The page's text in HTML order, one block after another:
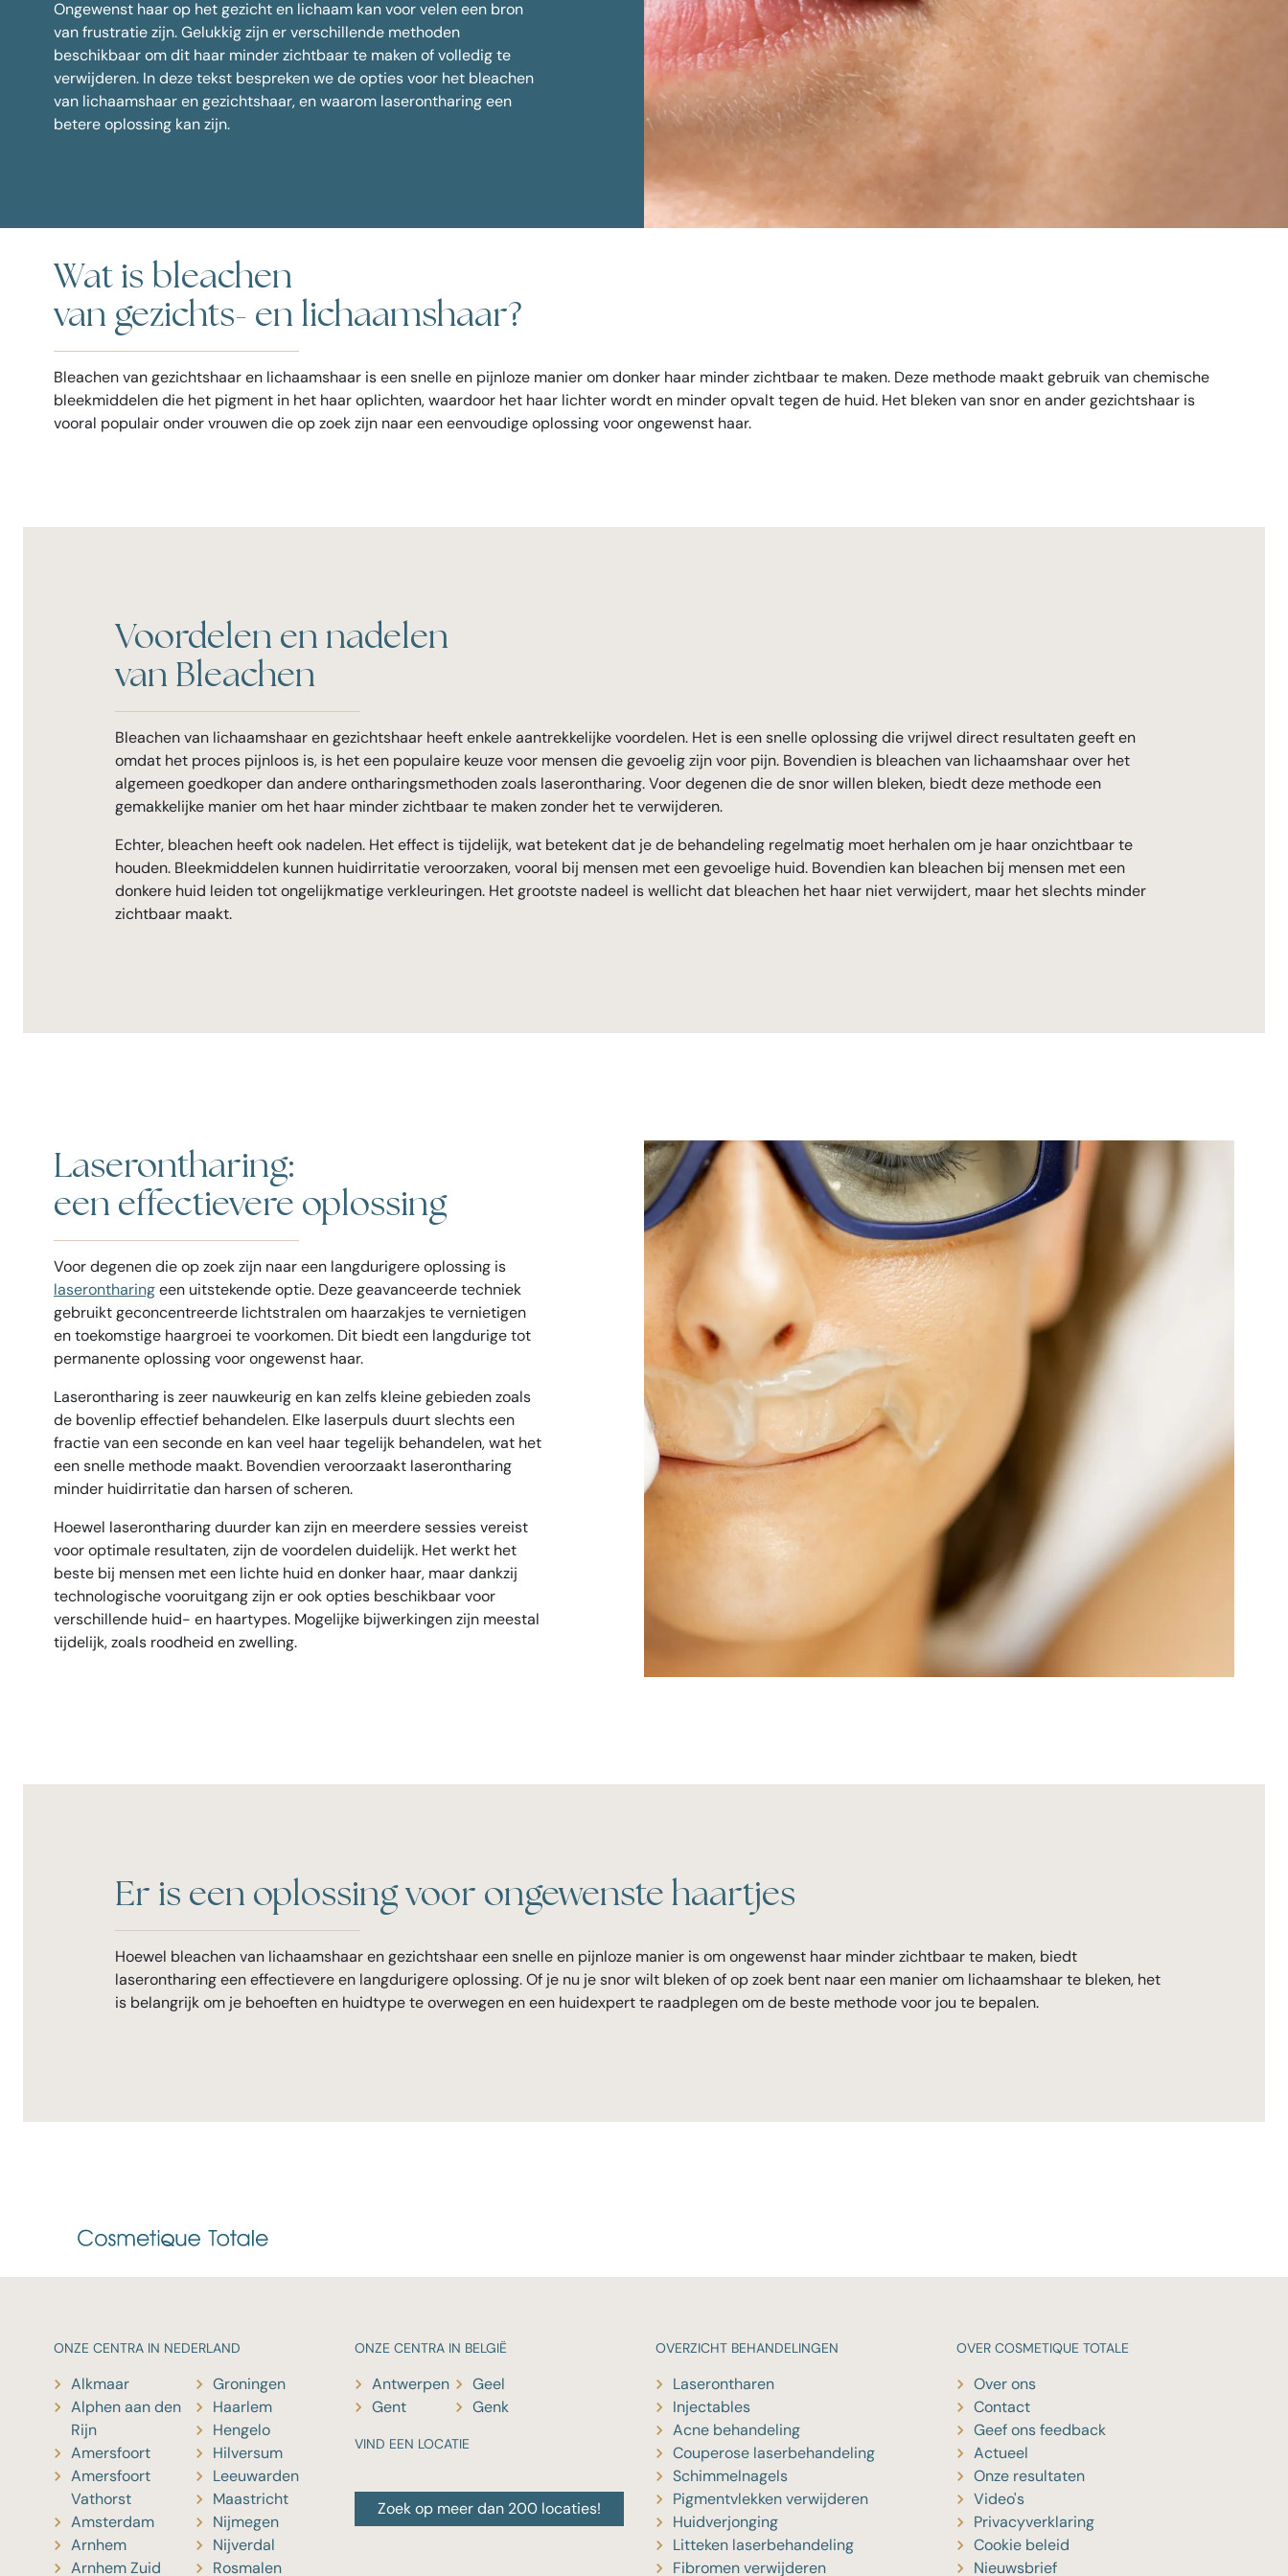
Spierontspanner tegen zweten
Kraaienpootjes
Nefertiti lift
Face Slimming
Putjes in kin
Ingevallen wangen filler
Alle behandelingen Huidverjonging
Ongewenst haar op het gezicht en lichaam kan voor velen een bron
van frustratie zijn. Gelukkig zijn er verschillende methoden
beschikbaar om dit haar minder zichtbaar te maken of volledig te
verwijderen. In deze tekst bespreken we de opties voor het bleachen
van lichaamshaar en gezichtshaar, en waarom laserontharing een
betere oplossing kan zijn.
Wat is bleachen
van gezichts- en lichaamshaar?
Bleachen van gezichtshaar en lichaamshaar is een snelle en pijnloze manier om donker haar minder zichtbaar te maken. Deze methode maakt gebruik van chemische
bleekmiddelen die het pigment in het haar oplichten, waardoor het haar lichter wordt en minder opvalt tegen de huid. Het bleken van snor en ander gezichtshaar is
vooral populair onder vrouwen die op zoek zijn naar een eenvoudige oplossing voor ongewenst haar.
Voordelen en nadelen
van Bleachen
Bleachen van lichaamshaar en gezichtshaar heeft enkele aantrekkelijke voordelen. Het is een snelle oplossing die vrijwel direct resultaten geeft en
omdat het proces pijnloos is, is het een populaire keuze voor mensen die gevoelig zijn voor pijn. Bovendien is bleachen van lichaamshaar over het
algemeen goedkoper dan andere ontharingsmethoden zoals laserontharing. Voor degenen die de snor willen bleken, biedt deze methode een
gemakkelijke manier om het haar minder zichtbaar te maken zonder het te verwijderen.
Echter, bleachen heeft ook nadelen. Het effect is tijdelijk, wat betekent dat je de behandeling regelmatig moet herhalen om je haar onzichtbaar te
houden. Bleekmiddelen kunnen huidirritatie veroorzaken, vooral bij mensen met een gevoelige huid. Bovendien kan bleachen bij mensen met een
donkere huid leiden tot ongelijkmatige verkleuringen. Het grootste nadeel is wellicht dat bleachen het haar niet verwijdert, maar het slechts minder
zichtbaar maakt.
Laserontharing:
een effectievere oplossing
Voor degenen die op zoek zijn naar een langdurigere oplossing is
laserontharingeen uitstekende optie. Deze geavanceerde techniek
gebruikt geconcentreerde lichtstralen om haarzakjes te vernietigen
en toekomstige haargroei te voorkomen. Dit biedt een langdurige tot
permanente oplossing voor ongewenst haar.
Laserontharing is zeer nauwkeurig en kan zelfs kleine gebieden zoals
de bovenlip effectief behandelen. Elke laserpuls duurt slechts een
fractie van een seconde en kan veel haar tegelijk behandelen, wat het
een snelle methode maakt. Bovendien veroorzaakt laserontharing
minder huidirritatie dan harsen of scheren.
Hoewel laserontharing duurder kan zijn en meerdere sessies vereist
voor optimale resultaten, zijn de voordelen duidelijk. Het werkt het
beste bij mensen met een lichte huid en donker haar, maar dankzij
technologische vooruitgang zijn er ook opties beschikbaar voor
verschillende huid- en haartypes. Mogelijke bijwerkingen zijn meestal
tijdelijk, zoals roodheid en zwelling.
Er is een oplossing voor ongewenste haartjes
Hoewel bleachen van lichaamshaar en gezichtshaar een snelle en pijnloze manier is om ongewenst haar minder zichtbaar te maken, biedt
laserontharing een effectievere en langdurigere oplossing. Of je nu je snor wilt bleken of op zoek bent naar een manier om lichaamshaar te bleken, het
is belangrijk om je behoeften en huidtype te overwegen en een huidexpert te raadplegen om de beste methode voor jou te bepalen.
ONZE CENTRA IN NEDERLAND
Alkmaar
Alphen aan den
Rijn
Amersfoort
Amersfoort
Vathorst
Amsterdam
Arnhem
Arnhem Zuid
Groningen
Haarlem
Hengelo
Hilversum
Leeuwarden
Maastricht
Nijmegen
Nijverdal
Rosmalen
ONZE CENTRA IN BELGIË
Antwerpen
Gent
Geel
Genk
VIND EEN LOCATIE
Zoek op meer dan 200 locaties!
OVERZICHT BEHANDELINGEN
Laserontharen
Injectables
Acne behandeling
Couperose laserbehandeling
Schimmelnagels
Pigmentvlekken verwijderen
Huidverjonging
Litteken laserbehandeling
Fibromen verwijderen
OVER COSMETIQUE TOTALE
Over ons
Contact
Geef ons feedback
Actueel
Onze resultaten
Video's
Privacyverklaring
Cookie beleid
Nieuwsbrief